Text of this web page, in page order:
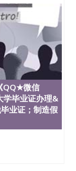
QQ★微信
毕业证办理&
业证；制造假